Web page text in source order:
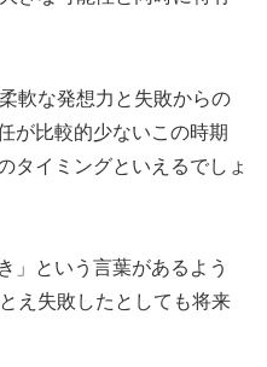
軟な発想力と失敗からの
が比較的少ないこの時期
タイミングといえるでしょ
」という言葉があるよう
え失敗したとしても将来